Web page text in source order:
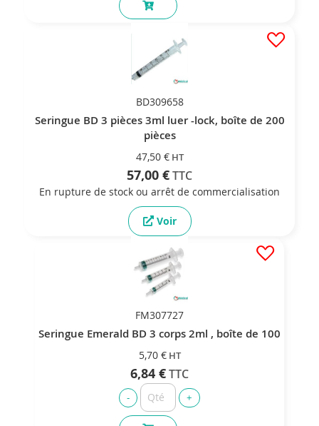
BD309658
Seringue BD 3 pièces 3ml luer -lock, boîte de 200
pièces
47,50 €
57,00 €
En rupture de stock ou arrêt de commercialisation
Voir
FM307727
Seringue Emerald BD 3 corps 2ml , boîte de 100
5,70 €
6,84 €